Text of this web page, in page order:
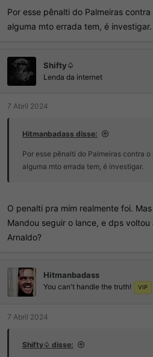
Por esse pênalti do Palmeiras
alguma mto errada tem, é investigar.
Shifty♤
Lenda da internet
7 Abril 2024
Hitmanbadass disse:
Por esse pênalti do Palmeiras contra o
alguma mto errada tem, é investigar.
O penalti pra mim realmente foi.
Mandou seguir o lance, e dps voltou
Arnaldo?
Hitmanbadass
You can't handle the truth! VIP
7 Abril 2024
Shifty♤ disse: